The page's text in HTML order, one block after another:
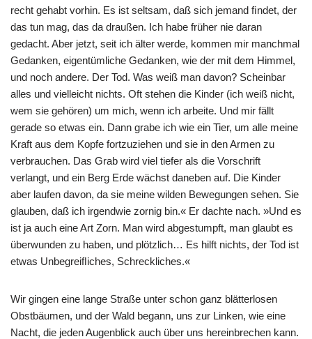
recht gehabt vorhin. Es ist seltsam, daß sich jemand ﬁndet, der
das tun mag, das da draußen. Ich habe früher nie daran
gedacht. Aber jetzt, seit ich älter werde, kommen mir manchmal
Gedanken, eigentümliche Gedanken, wie der mit dem Himmel,
und noch andere. Der Tod. Was weiß man davon? Scheinbar
alles und vielleicht nichts. Oft stehen die Kinder (ich weiß nicht,
wem sie gehören) um mich, wenn ich arbeite. Und mir fällt
gerade so etwas ein. Dann grabe ich wie ein Tier, um alle meine
Kraft aus dem Kopfe fortzuziehen und sie in den Armen zu
verbrauchen. Das Grab wird viel tiefer als die Vorschrift
verlangt, und ein Berg Erde wächst daneben auf. Die Kinder
aber laufen davon, da sie meine wilden Bewegungen sehen. Sie
glauben, daß ich irgendwie zornig bin.« Er dachte nach. »Und es
ist ja auch eine Art Zorn. Man wird abgestumpft, man glaubt es
überwunden zu haben, und plötzlich… Es hilft nichts, der Tod ist
etwas Unbegreiﬂiches, Schreckliches.«
Wir gingen eine lange Straße unter schon ganz blätterlosen
Obstbäumen, und der Wald begann, uns zur Linken, wie eine
Nacht, die jeden Augenblick auch über uns hereinbrechen kann.